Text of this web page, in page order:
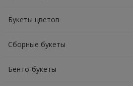
Букеты цветов
Сборные букеты
Бенто-букеты